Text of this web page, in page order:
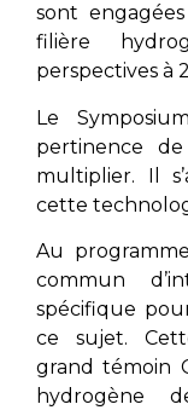
sont
filière
perspectives à
Le
pertinence
multiplier. Il
cette
Au
commun
spécifique
ce sujet.
grand témoin
hydrogène